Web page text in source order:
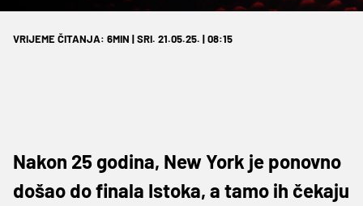
VRIJEME ČITANJA: 6MIN | SRI. 21.05.25. | 08:15
Nakon 25 godina, New York je ponovno
došao do finala Istoka, a tamo ih čekaju